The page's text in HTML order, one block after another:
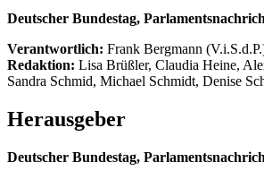
Deutscher Bundestag,
Verantwortlich: Frank Bergmann
Redaktion: Lisa Brüßler, Claudia Heine,
Sandra Schmid, Michael Schmidt, Denise
Herausgeber
Deutscher Bundestag,